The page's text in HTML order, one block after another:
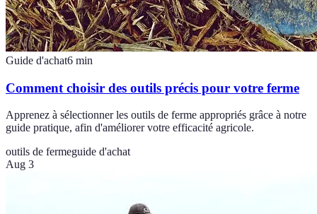
Guide d'achat6 min
Comment choisir des outils précis pour votre ferme
Apprenez à sélectionner les outils de ferme appropriés grâce à notre
guide pratique, afin d'améliorer votre efficacité agricole.
outils de fermeguide d'achat
Aug 3